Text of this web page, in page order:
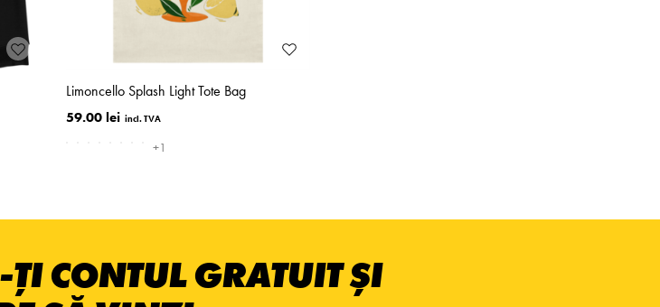
Limoncello Splash Light Tote Bag
59.00 lei
+1
CONTUL GRATUIT ȘI